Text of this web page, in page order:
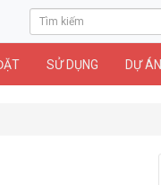
SỬ DỤNG DỰ ÁN